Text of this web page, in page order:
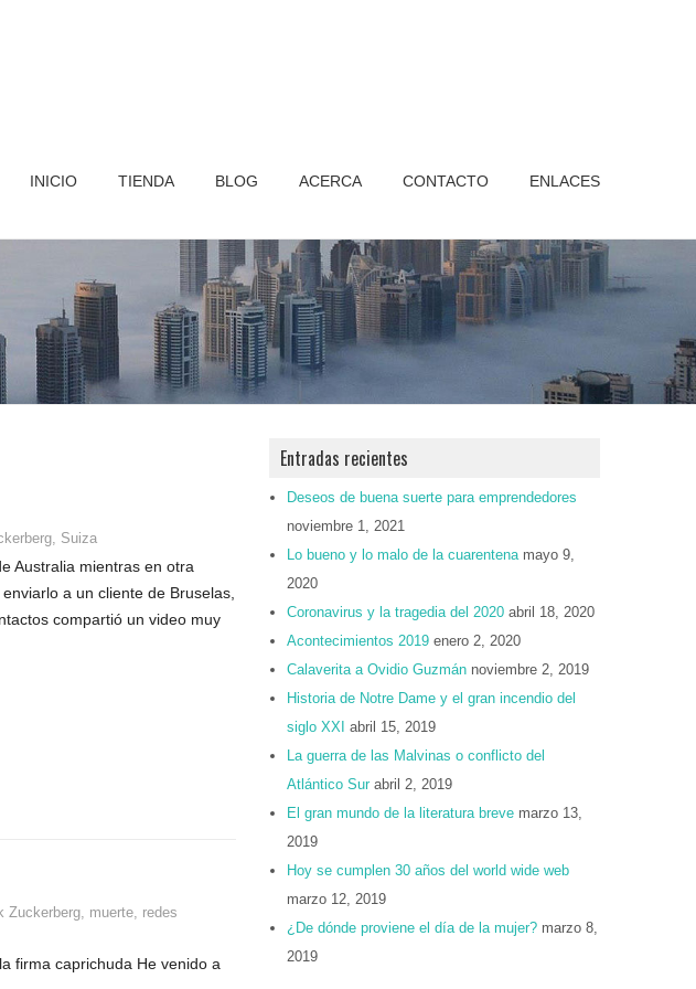
INICIO TIENDA BLOG ACERCA CONTACTO ENLACES
, Suiza
Australia mientras en otra
a un cliente de Bruselas,
compartió un video muy
Zuckerberg muerte redes
firma caprichuda He venido a
Entradas recientes
Deseos de buena suerte para emprendedores
noviembre 1, 2021
Lo bueno y lo malo de la cuarentena mayo 9,
2020
Coronavirus y la tragedia del 2020 abril 18, 2020
Acontecimientos 2019 enero 2, 2020
Calaverita a Ovidio Guzmán noviembre 2, 2019
Historia de Notre Dame y el gran incendio del
siglo XXI abril 15, 2019
La guerra de las Malvinas o conflicto del
Atlántico Sur abril 2, 2019
El gran mundo de la literatura breve marzo 13,
2019
Hoy se cumplen 30 años del world wide web
marzo 12, 2019
¿De dónde proviene el día de la mujer? marzo 8,
2019